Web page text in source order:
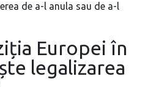
de a-l anula sau de a-l
Europei în
legalizarea